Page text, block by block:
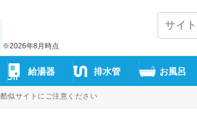
※2026年8月時点
給湯器 排水管 お風呂
酷似サイトにご注意ください